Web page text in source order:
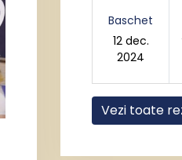
Baschet
12 dec.
2024
Vezi toate